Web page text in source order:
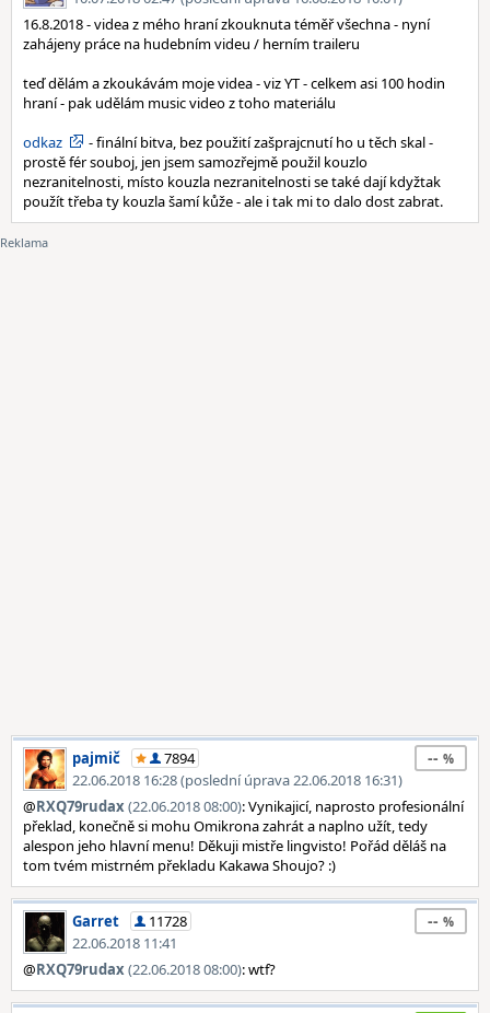
16.8.2018 - videa z mého hraní zkouknuta téměř všechna - nyní
zahájeny práce na hudebním videu / herním traileru
teď dělám a zkoukávám moje videa - viz YT - celkem asi 100 hodin
hraní - pak udělám music video z toho materiálu
odkaz
- finální bitva, bez použití zašprajcnutí ho u těch skal -
prostě fér souboj, jen jsem samozřejmě použil kouzlo
nezranitelnosti, místo kouzla nezranitelnosti se také dají kdyžtak
použít třeba ty kouzla šamí kůže - ale i tak mi to dalo dost zabrat.
pajmič
7894
22.06.2018 16:28 (poslední úprava 22.06.2018 16:31)
--
@RXQ79rudax(22.06.2018 08:00): Vynikajicí, naprosto profesionální
překlad, konečně si mohu Omikrona zahrát a naplno užít, tedy
alespon jeho hlavní menu! Děkuji mistře lingvisto! Pořád děláš na
tom tvém mistrném překladu Kakawa Shoujo? :)
Garret
11728
22.06.2018 11:41
--
@RXQ79rudax(22.06.2018 08:00): wtf?